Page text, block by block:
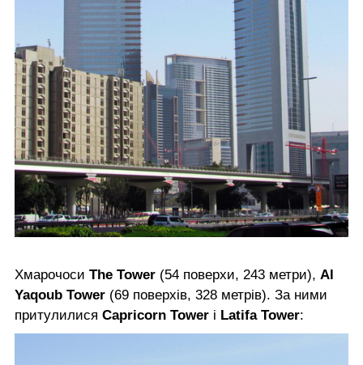
Хмарочоси The Tower (54 поверхи, 243 метри), Al
Yaqoub Tower (69 поверхів, 328 метрів). За ними
притулилися Capricorn Tower і Latifa Tower: